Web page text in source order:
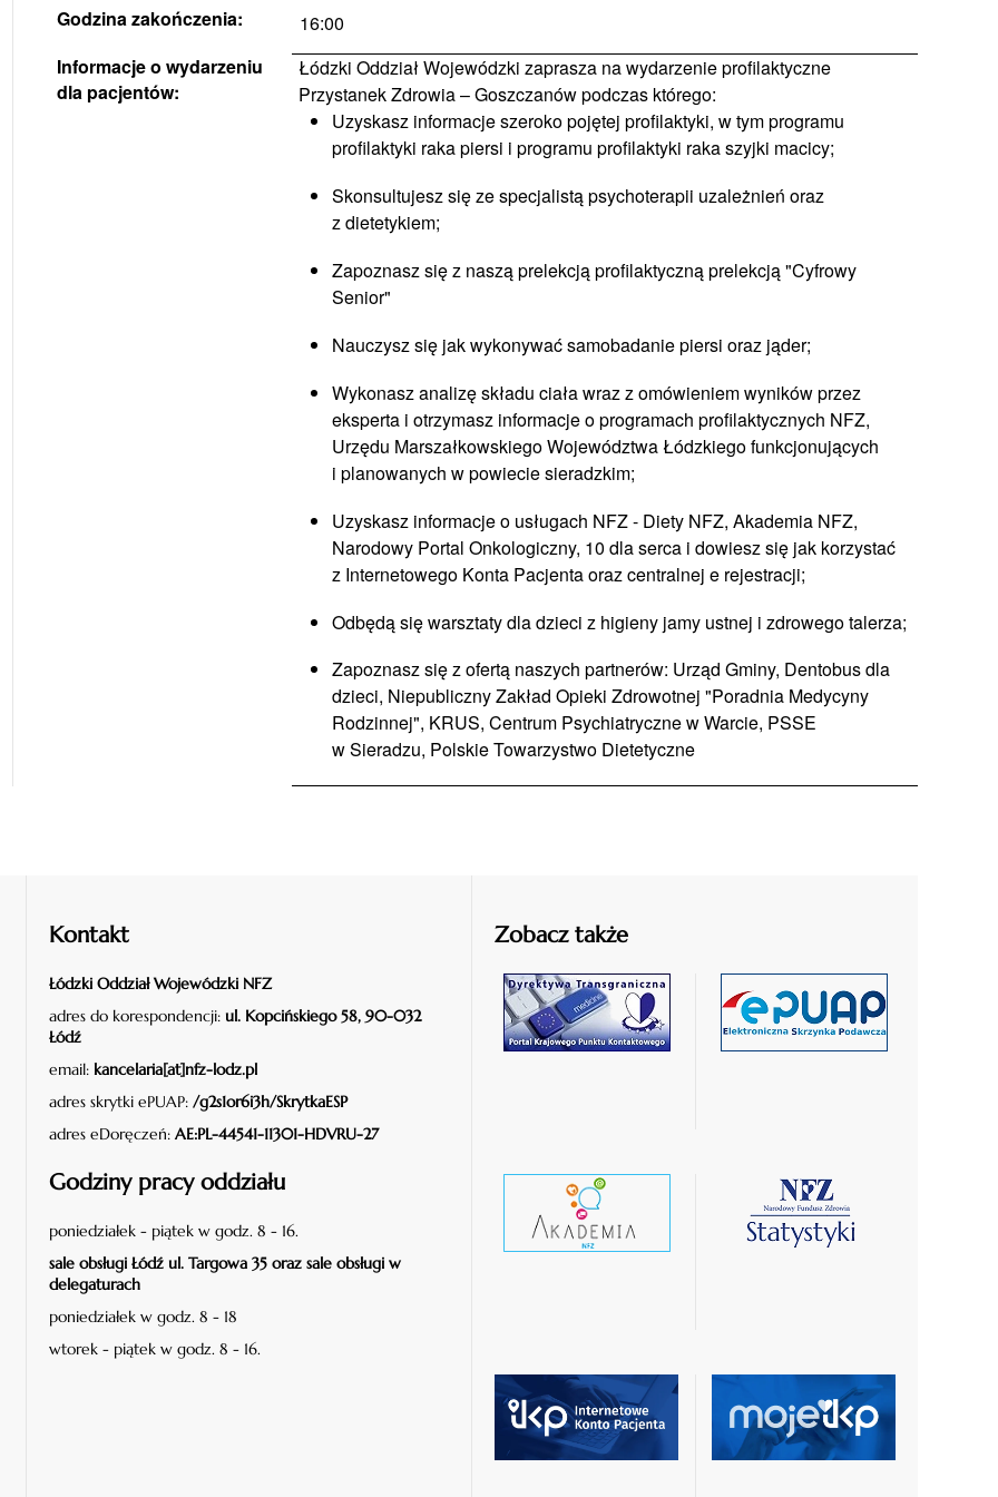
Godzina zakończenia:
16:00
Informacje o wydarzeniu
dla pacjentów:
Łódzki Oddział Wojewódzki zaprasza na wydarzenie profilaktyczne
Przystanek Zdrowia – Goszczanów podczas którego:
Uzyskasz informacje szeroko pojętej profilaktyki, w tym programu
profilaktyki raka piersi i programu profilaktyki raka szyjki macicy;
Skonsultujesz się ze specjalistą psychoterapii uzależnień oraz
z dietetykiem;
Zapoznasz się z naszą prelekcją profilaktyczną prelekcją "Cyfrowy
Senior"
Nauczysz się jak wykonywać samobadanie piersi oraz jąder;
Wykonasz analizę składu ciała wraz z omówieniem wyników przez
eksperta i otrzymasz informacje o programach profilaktycznych NFZ,
Urzędu Marszałkowskiego Województwa Łódzkiego funkcjonujących
i planowanych w powiecie sieradzkim;
Uzyskasz informacje o usługach NFZ - Diety NFZ, Akademia NFZ,
Narodowy Portal Onkologiczny, 10 dla serca i dowiesz się jak korzystać
z Internetowego Konta Pacjenta oraz centralnej e rejestracji;
Odbędą się warsztaty dla dzieci z higieny jamy ustnej i zdrowego talerza;
Zapoznasz się z ofertą naszych partnerów: Urząd Gminy, Dentobus dla
dzieci, Niepubliczny Zakład Opieki Zdrowotnej "Poradnia Medycyny
Rodzinnej", KRUS, Centrum Psychiatryczne w Warcie, PSSE
w Sieradzu, Polskie Towarzystwo Dietetyczne
Kontakt
Łódzki Oddział Wojewódzki NFZ
adres do korespondencji: ul. Kopcińskiego 58, 90-032
Łódź
email: kancelaria[at]nfz-lodz.pl
adres skrytki ePUAP: /g2s1or6i3h/SkrytkaESP
adres eDoręczeń: AE:PL-44541-11301-HDVRU-27
Godziny pracy oddziału
poniedziałek - piątek w godz. 8 - 16.
sale obsługi Łódź ul. Targowa 35 oraz sale obsługi w
delegaturach
poniedziałek w godz. 8 - 18
wtorek - piątek w godz. 8 - 16.
Zobacz także
czytaj
czytaj
czytaj
czytaj
czytaj
czytaj